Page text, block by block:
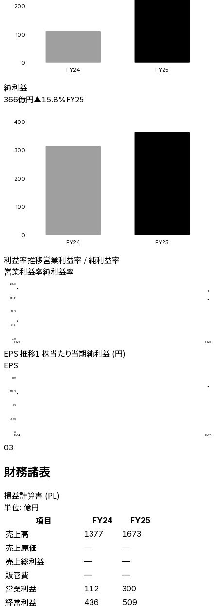
0
100
200
FY24 FY25
純利益
366億円▲15.8%FY25
0
100
200
300
400
FY24 FY25
利益率推移営業利益率 / 純利益率
営業利益率純利益率
0.0
6.3
12.5
18.8
25.0
FY24 FY25
EPS 推移1 株当たり当期純利益 (円)
EPS
0
37.5
75
112.5
150
FY24 FY25
03
財務諸表
損益計算書 (PL)
単位: 億円
項目
FY24 FY25
売上高 1377 1673
売上原価 — —
売上総利益 — —
販管費 — —
営業利益 112 300
経常利益 436 509